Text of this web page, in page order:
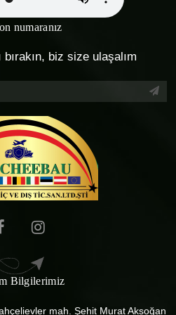
numaranız
bırakın, biz size ulaşalım
Bilgilerimiz
mah. Şehit Murat Aksoğan